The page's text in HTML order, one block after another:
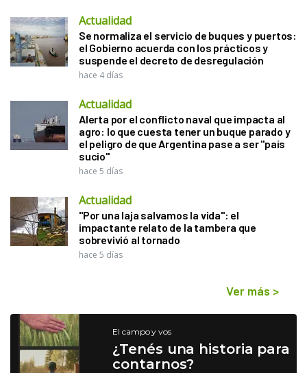
Actualidad
Se normaliza el servicio de buques y puertos:
el Gobierno acuerda con los prácticos y
suspende el decreto de desregulación
hace 4 días
Actualidad
Alerta por el conflicto naval que impacta al
agro: lo que cuesta tener un buque parado y
el peligro de que Argentina pase a ser "país
sucio"
hace 5 días
Actualidad
"Por una laja salvamos la vida": el
impactante relato de la tambera que
sobrevivió al tornado
hace 5 días
Ver más >
El campo y vos
¿Tenés una historia para
contarnos?